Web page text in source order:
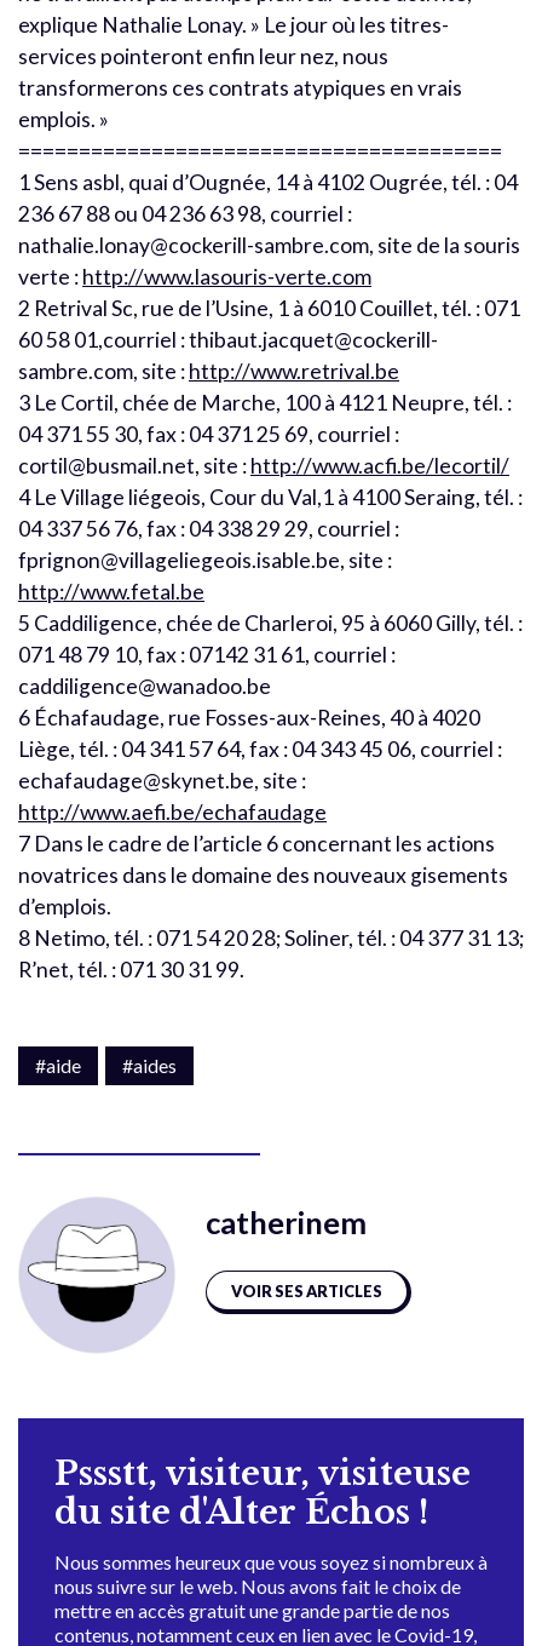
explique Nathalie Lonay. » Le jour où les titres-
services pointeront enfin leur nez, nous
transformerons ces contrats atypiques en vrais
emplois. »
========================================
1 Sens asbl, quai d’Ougnée, 14 à 4102 Ougrée, tél. : 04
236 67 88 ou 04 236 63 98, courriel :
nathalie.lonay@cockerill-sambre.com, site de la souris
verte :http://www.lasouris-verte.com
2 Retrival Sc, rue de l’Usine, 1 à 6010 Couillet, tél. : 071
60 58 01,courriel : thibaut.jacquet@cockerill-
sambre.com, site :http://www.retrival.be
3 Le Cortil, chée de Marche, 100 à 4121 Neupre, tél. :
04 371 55 30, fax : 04 371 25 69, courriel :
cortil@busmail.net, site :http://www.acfi.be/lecortil/
4 Le Village liégeois, Cour du Val,1 à 4100 Seraing, tél. :
04 337 56 76, fax : 04 338 29 29, courriel :
fprignon@villageliegeois.isable.be, site :
http://www.fetal.be
5 Caddiligence, chée de Charleroi, 95 à 6060 Gilly, tél. :
071 48 79 10, fax : 07142 31 61, courriel :
caddiligence@wanadoo.be
6 Échafaudage, rue Fosses-aux-Reines, 40 à 4020
Liège, tél. : 04 341 57 64, fax : 04 343 45 06, courriel :
echafaudage@skynet.be, site :
http://www.aefi.be/echafaudage
7 Dans le cadre de l’article 6 concernant les actions
novatrices dans le domaine des nouveaux gisements
d’emplois.
8 Netimo, tél. : 071 54 20 28; Soliner, tél. : 04 377 31 13;
R’net, tél. : 071 30 31 99.
#aide #aides
catherinem
VOIR SES ARTICLES
Pssstt, visiteur, visiteuse
du site d'Alter Échos !
Nous sommes heureux que vous soyez si nombreux à
nous suivre sur le web. Nous avons fait le choix de
mettre en accès gratuit une grande partie de nos
contenus, notamment ceux en lien avec le Covid-19,